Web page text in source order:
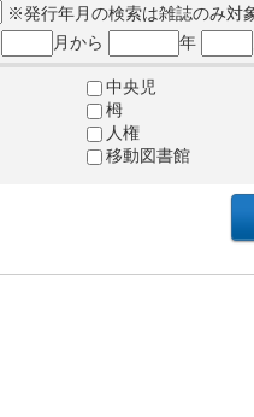
※発行年月の検索は雑誌のみ対
月から 年
中央児
栂
人権
移動図書館